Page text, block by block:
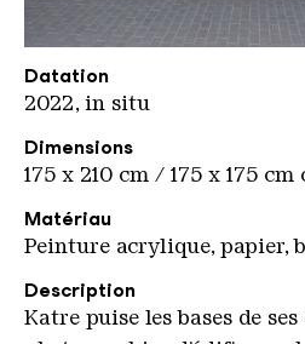
Katre Roechling aussen 2
Copyright: Weltkulturerbe
Datation
2022, in situ
Dimensions
175 x 210 cm / 175 x 175 cm
Matériau
Peinture acrylique, papier,
Description
Katre puise les bases de